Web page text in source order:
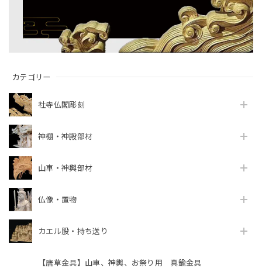
カテゴリー
社寺仏閣彫刻
神棚・神殿部材
山車・神輿部材
仏像・置物
カエル股・持ち送り
【唐草金具】山車、神輿、お祭り用 真鍮金具